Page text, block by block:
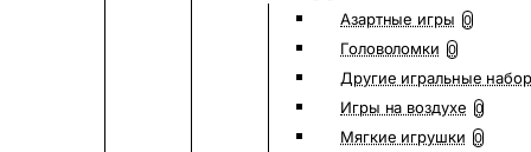
Азартные игры 0
Головоломки 0
Другие игральные
Игры на воздухе 0
Мягкие игрушки 0